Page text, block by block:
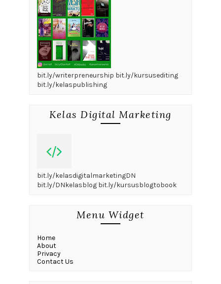
bit.ly/writerpreneurship bit.ly/kursusediting
bit.ly/kelaspublishing
Kelas Digital Marketing
bit.ly/kelasdigitalmarketingDN
bit.ly/DNkelasblog bit.ly/kursusblogtobook
Menu Widget
Home
About
Privacy
Contact Us